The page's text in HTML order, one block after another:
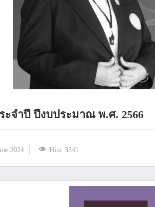
ะจำปี ปีงบประมาณ พ.ศ. 2566
2024 Hits: 3341